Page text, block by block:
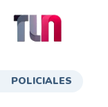
POLICIALES